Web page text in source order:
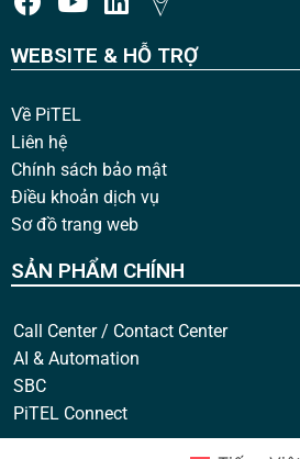
WEBSITE & HỖ TRỢ
Về PiTEL
Liên hệ
Chính sách bảo mật
Điều khoản dịch vụ
Sơ đồ trang web
SẢN PHẨM CHÍNH
Call Center / Contact Center
AI & Automation
SBC
PiTEL Connect